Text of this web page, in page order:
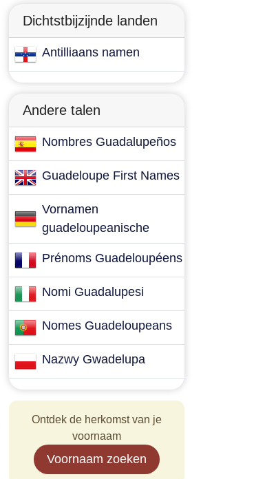
Dichtstbijzijnde landen
Antilliaans namen
Andere talen
Nombres Guadalupeños
Guadeloupe First Names
Vornamen
guadeloupeanische
Prénoms Guadeloupéens
Nomi Guadalupesi
Nomes Guadeloupeans
Nazwy Gwadelupa
Ontdek de herkomst van je
voornaam
Voornaam zoeken